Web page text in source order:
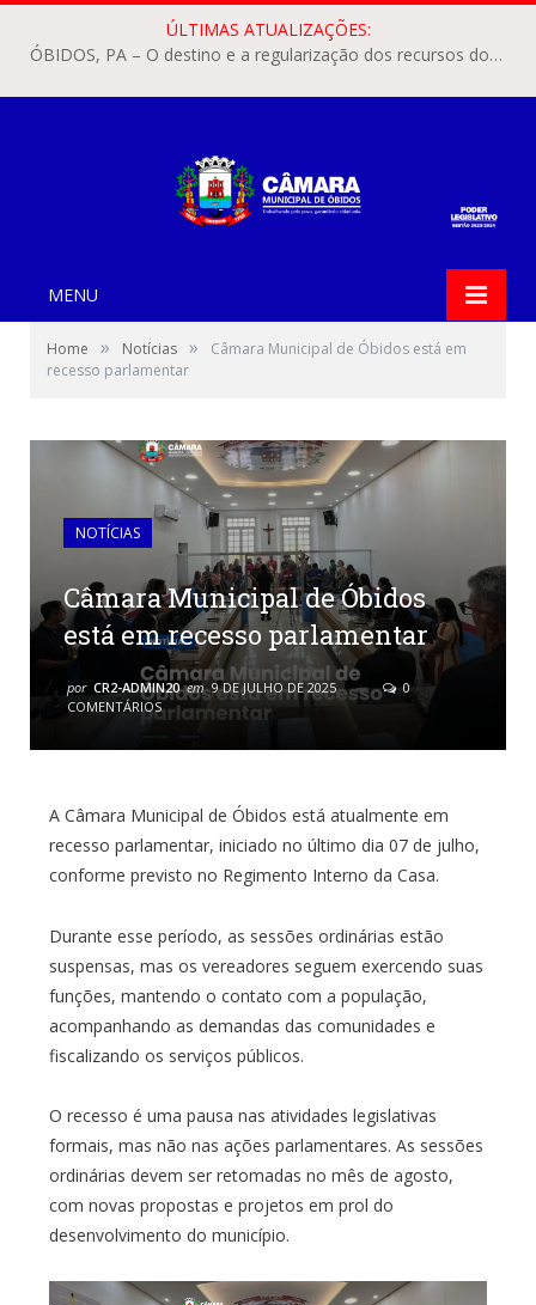
ÚLTIMAS ATUALIZAÇÕES:
ÓBIDOS, PA – O destino e a regularização dos recursos dos Precatórios do FUNDEF (Fundo de Manutenção e Desenvolvimento do Ensino Fundamental e de Valorização do Magistério) voltaram a pautar as discussões na Câmara Municipal de Óbidos.
MENU
Home » Notícias »
Câmara Municipal de Óbidos está em
recesso parlamentar
NOTÍCIAS
Câmara Municipal de Óbidos
está em recesso parlamentar
por CR2-ADMIN20 em 9 DE JULHO DE 2025
0
COMENTÁRIOS
A Câmara Municipal de Óbidos está atualmente em
recesso parlamentar, iniciado no último dia 07 de julho,
conforme previsto no Regimento Interno da Casa.
Durante esse período, as sessões ordinárias estão
suspensas, mas os vereadores seguem exercendo suas
funções, mantendo o contato com a população,
acompanhando as demandas das comunidades e
fiscalizando os serviços públicos.
O recesso é uma pausa nas atividades legislativas
formais, mas não nas ações parlamentares. As sessões
ordinárias devem ser retomadas no mês de agosto,
com novas propostas e projetos em prol do
desenvolvimento do município.